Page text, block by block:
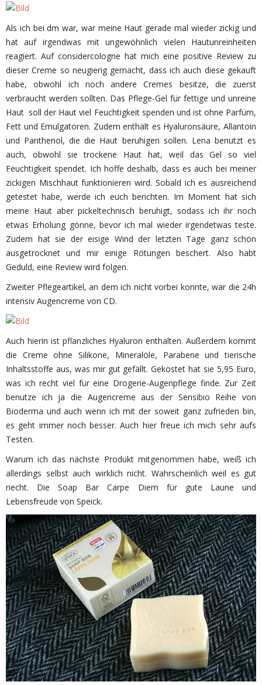
Als ich bei dm war, war meine Haut gerade mal wieder zickig und
hat auf irgendwas mit ungewöhnlich vielen Hautunreinheiten
reagiert. Auf considercologne hat mich eine positive Review zu
dieser Creme so neugierig gemacht, dass ich auch diese gekauft
habe, obwohl ich noch andere Cremes besitze, die zuerst
verbraucht werden sollten. Das Pflege-Gel für fettige und unreine
Haut soll der Haut viel Feuchtigkeit spenden und ist ohne Parfüm,
Fett und Emulgatoren. Zudem enthält es Hyaluronsäure, Allantoin
und Panthenol, die die Haut beruhigen sollen. Lena benutzt es
auch, obwohl sie trockene Haut hat, weil das Gel so viel
Feuchtigkeit spendet. Ich hoffe deshalb, dass es auch bei meiner
zickigen Mischhaut funktionieren wird. Sobald ich es ausreichend
getestet habe, werde ich euch berichten. Im Moment hat sich
meine Haut aber pickeltechnisch beruhigt, sodass ich ihr noch
etwas Erholung gönne, bevor ich mal wieder irgendetwas teste.
Zudem hat sie der eisige Wind der letzten Tage ganz schön
ausgetrocknet und mir einige Rötungen beschert. Also habt
Geduld, eine Review wird folgen.
Zweiter Pflegeartikel, an dem ich nicht vorbei konnte, war die 24h
intensiv Augencreme von CD.
Auch hierin ist pflanzliches Hyaluron enthalten. Außerdem kommt
die Creme ohne Silikone, Mineralöle, Parabene und tierische
Inhaltsstoffe aus, was mir gut gefällt. Gekostet hat sie 5,95 Euro,
was ich recht viel für eine Drogerie-Augenpflege finde. Zur Zeit
benutze ich ja die Augencreme aus der Sensibio Reihe von
Bioderma und auch wenn ich mit der soweit ganz zufrieden bin,
es geht immer noch besser. Auch hier freue ich mich sehr aufs
Testen.
Warum ich das nächste Produkt mitgenommen habe, weiß ich
allerdings selbst auch wirklich nicht. Wahrscheinlich weil es gut
riecht. Die Soap Bar Carpe Diem für gute Laune und
Lebensfreude von Speick.